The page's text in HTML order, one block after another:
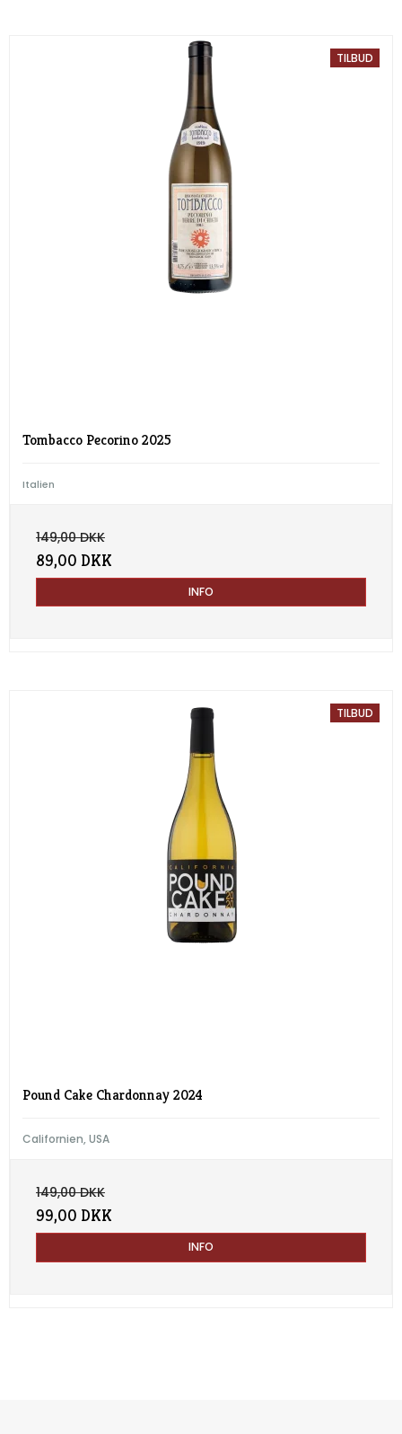
TILBUD
Tombacco Pecorino 2025
Italien
149,00 DKK
89,00 DKK
INFO
TILBUD
Pound Cake Chardonnay 2024
Californien, USA
149,00 DKK
99,00 DKK
INFO